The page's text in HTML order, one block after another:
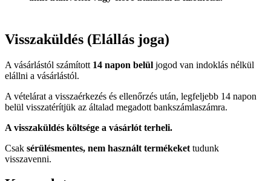
Visszaküldés (Elállás joga)
A vásárlástól számított 14 napon belül jogod van indoklás nélkül
elállni a vásárlástól.
A vételárat a visszaérkezés és ellenőrzés után, legfeljebb 14 napon
belül visszatérítjük az általad megadott bankszámlaszámra.
A visszaküldés költsége a vásárlót terheli.
Csak sérülésmentes, nem használt termékeket tudunk
visszavenni.